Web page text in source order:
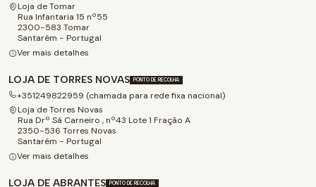
Loja de Tomar
Rua Infantaria 15 nº55
2300-583 Tomar
Santarém - Portugal
Ver mais detalhes
LOJA DE TORRES NOVAS PONTO DE RECOLHA
+351249822959 (chamada para rede fixa nacional)
Loja de Torres Novas
Rua Drº Sá Carneiro , nº43 Lote 1 Fração A
2350-536 Torres Novas
Santarém - Portugal
Ver mais detalhes
LOJA DE ABRANTES PONTO DE RECOLHA